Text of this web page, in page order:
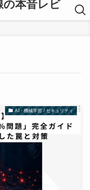
の本音レビ
AI・機械学習 / セキュリティ